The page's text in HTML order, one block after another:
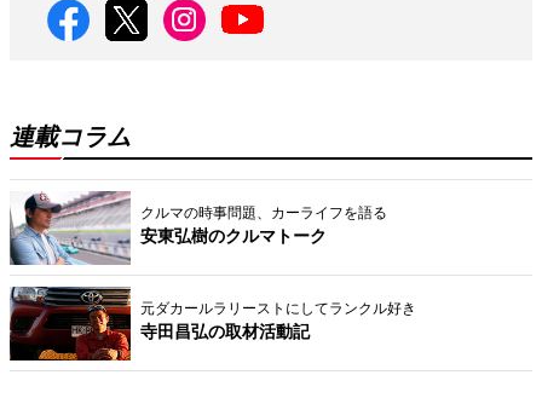
連載コラム
クルマの時事問題、カーライフを語る
安東弘樹のクルマトーク
元ダカールラリーストにしてランクル好き
寺田昌弘の取材活動記